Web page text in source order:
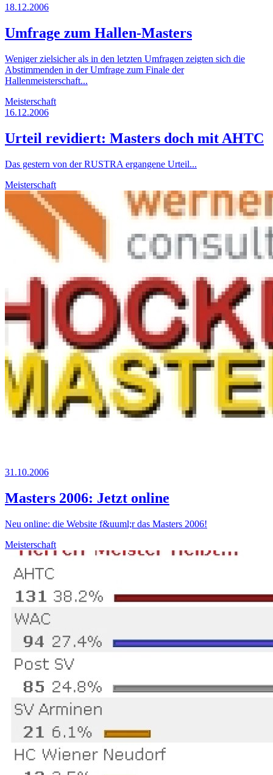
18.12.2006
Umfrage zum Hallen-Masters
Weniger zielsicher als in den letzten Umfragen zeigten sich die
Abstimmenden in der Umfrage zum Finale der
Hallenmeisterschaft...
Meisterschaft
16.12.2006
Urteil revidiert: Masters doch mit AHTC
Das gestern von der RUSTRA ergangene Urteil...
Meisterschaft
31.10.2006
Masters 2006: Jetzt online
Neu online: die Website f&uuml;r das Masters 2006!
Meisterschaft